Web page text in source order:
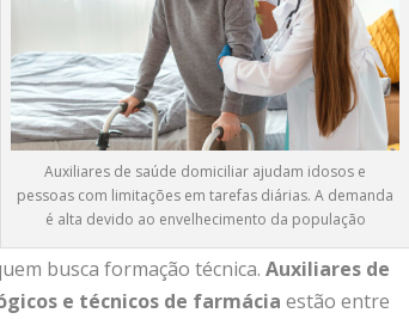
Auxiliares de saúde domiciliar ajudam idosos e
pessoas com limitações em tarefas diárias. A demanda
é alta devido ao envelhecimento da população
busca formação técnica.Auxiliares de
e técnicos de farmácia estão entre